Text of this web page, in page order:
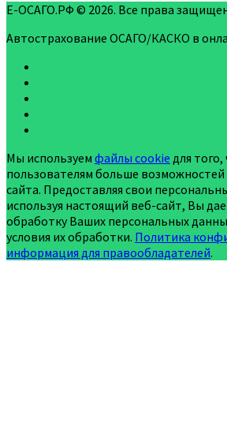
Е-ОСАГО.РФ © 2026. Все права
Автострахование ОСАГО/КАСКО в
Мы используем файлы cookie для
пользователям больше
сайта. Предоставляя свои
используя настоящий веб-сайт, Вы
обработку Ваших персональных
условия их обработки. Политика
информация для правообладателей.